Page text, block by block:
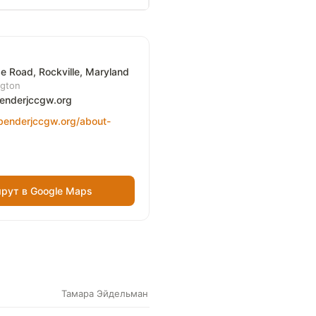
Road, Rockville, Maryland
about-
в Google Maps
Тамара Эйдельман